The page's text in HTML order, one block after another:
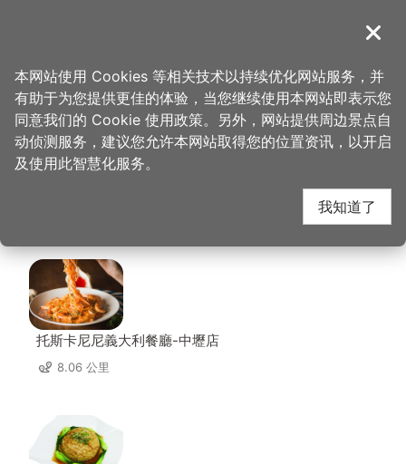
導覽
首页 > 想去的地方 > 住宿 > 丽多森林度假酒店
丽多森林度假酒店 周边
店家
托斯卡尼尼義大利餐廳-中壢店
8.06 公里
关闭
本网站使用 Cookies 等相关技术以持续优化网站服务，并
有助于为您提供更佳的体验，当您继续使用本网站即表示您
同意我们的 Cookie 使用政策。另外，网站提供周边景点自
动侦测服务，建议您允许本网站取得您的位置资讯，以开启
及使用此智慧化服务。
我知道了